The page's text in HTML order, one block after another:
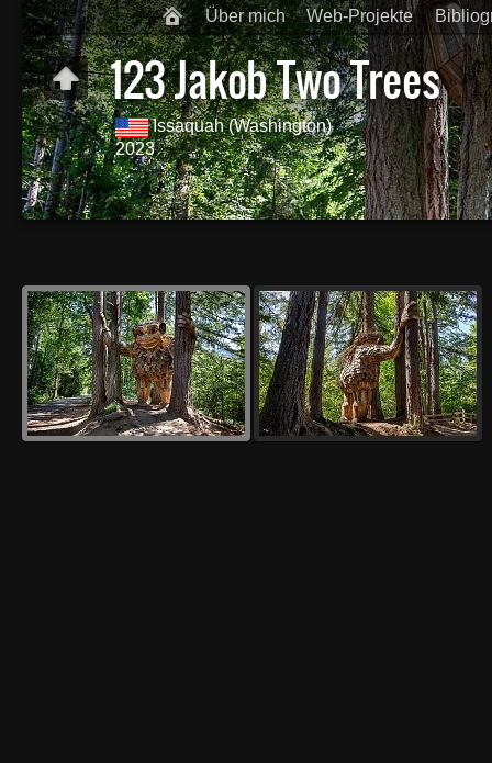
Über mich Web-Projekte
123 Jakob Two Trees
Issaquah (Washington)
2023